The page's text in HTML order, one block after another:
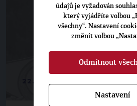
údajů je vyžadován
který vyjádříte volbou
všechny“. Nastavení
změnit volbou
Odmítnout
Nastavení